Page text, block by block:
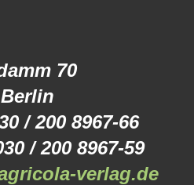
70
/ 200 8967-66
/ 200 8967-59
verlag.de